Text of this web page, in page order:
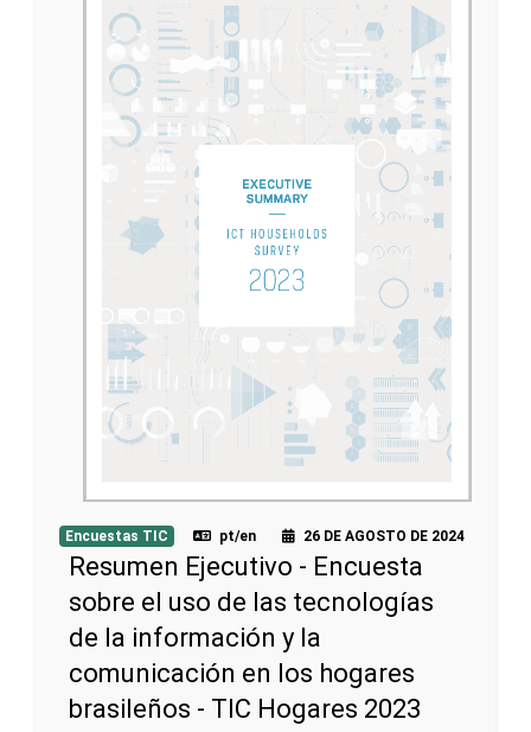
Encuestas TIC pt/en 26 DE AGOSTO DE 2024
Resumen Ejecutivo - Encuesta
sobre el uso de las tecnologías
de la información y la
comunicación en los hogares
brasileños - TIC Hogares 2023